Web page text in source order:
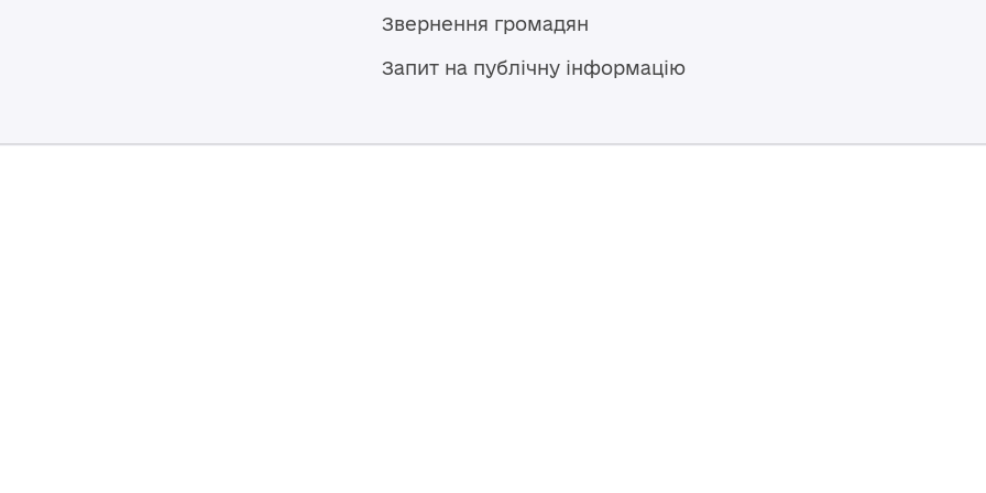
Звернення громадян
Запит на публічну інформацію